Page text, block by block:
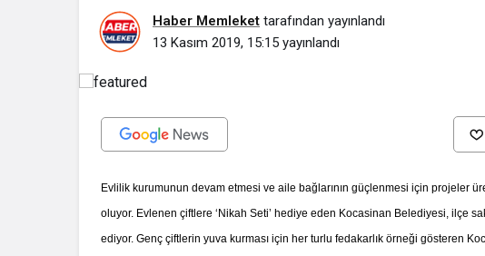
Haber Memleket tarafından yayınlandı
13 Kasım 2019, 15:15 yayınlandı
Evlilik kurumunun devam etmesi ve aile bağlarının güçlenmesi için projeler
oluyor. Evlenen çiftlere ‘Nikah Seti’ hediye eden Kocasinan Belediyesi, ilçe
ediyor. Genç çiftlerin yuva kurması için her turlu fedakarlık örneği gösteren